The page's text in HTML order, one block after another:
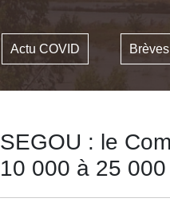
Actu COVID Brèves
SEGOU : le
10 000 à 25